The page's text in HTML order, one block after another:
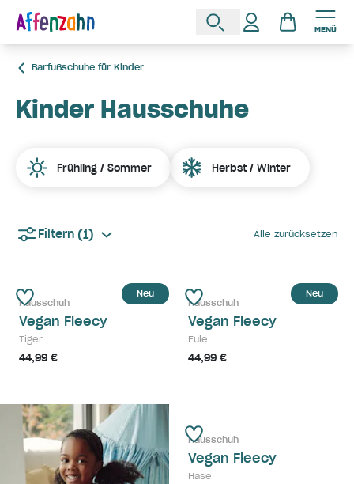
MENÜ
Barfußschuhe für Kinder
Kinder Hausschuhe
Frühling / Sommer Herbst / Winter
Filtern (1) Alle zurücksetzen
Neu
Hausschuh
Vegan Fleecy
Tiger
44,99 €
Neu
Hausschuh
Vegan Fleecy
Eule
44,99 €
Hausschuh
Vegan Fleecy
Hase